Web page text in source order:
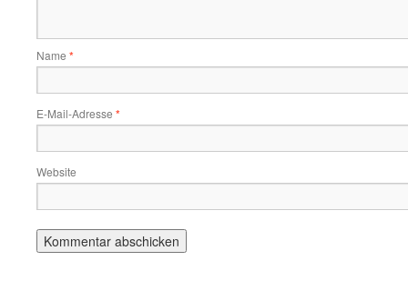
Name *
E-Mail-Adresse *
Website